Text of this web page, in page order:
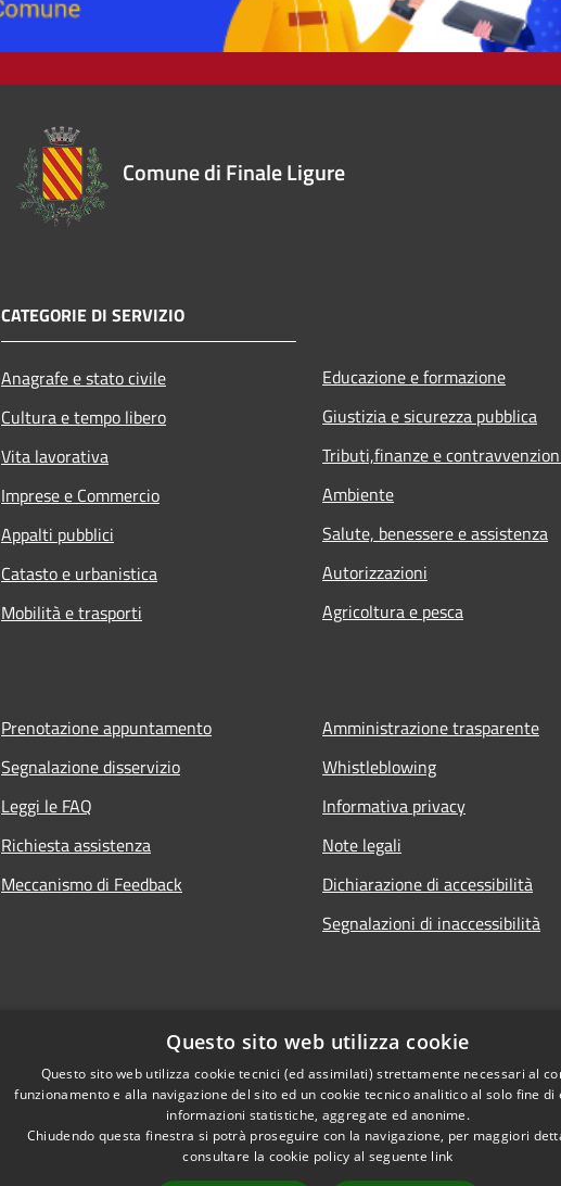
Comune di Finale Ligure
CATEGORIE DI SERVIZIO
Anagrafe e stato civile
Cultura e tempo libero
Vita lavorativa
Imprese e Commercio
Appalti pubblici
Catasto e urbanistica
Mobilità e trasporti
Educazione e formazione
Giustizia e sicurezza pubblica
Tributi,finanze e
Ambiente
Salute, benessere e assistenza
Autorizzazioni
Agricoltura e pesca
Prenotazione appuntamento
Segnalazione disservizio
Leggi le FAQ
Richiesta assistenza
Meccanismo di Feedback
Amministrazione trasparente
Whistleblowing
Informativa privacy
Note legali
Dichiarazione di accessibilità
Segnalazioni di inaccessibilità
Questo sito web utilizza cookie
Questo sito web utilizza cookie tecnici (ed assimilati) strettamente necessari al
funzionamento e alla navigazione del sito ed un cookie tecnico analitico al solo fine di
informazioni statistiche, aggregate ed anonime.
Chiudendo questa finestra si potrà proseguire con la navigazione, per maggiori
consultare la cookie policy al seguente link